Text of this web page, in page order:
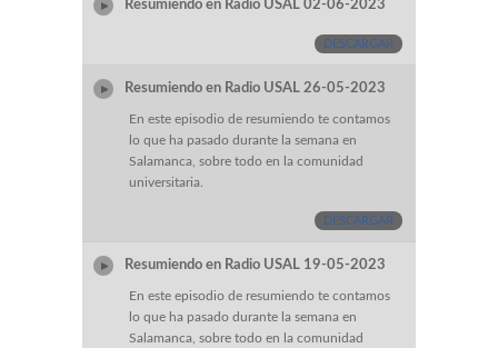
Resumiendo en Radio USAL 02-06-2023
DESCARGAR
Resumiendo en Radio USAL 26-05-2023
En este episodio de resumiendo te contamos
lo que ha pasado durante la semana en
Salamanca, sobre todo en la comunidad
universitaria.
DESCARGAR
Resumiendo en Radio USAL 19-05-2023
En este episodio de resumiendo te contamos
lo que ha pasado durante la semana en
Salamanca, sobre todo en la comunidad